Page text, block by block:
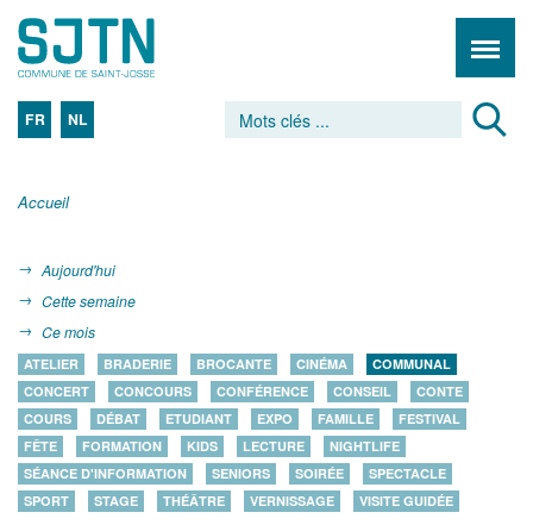
FR NL
Accueil
Aujourd'hui
Cette semaine
Ce mois
ATELIER BRADERIE BROCANTE CINÉMA
COMMUNAL
CONCERT
CONCOURS CONFÉRENCE CONSEIL
CONTE
COURS
DÉBAT ETUDIANT EXPO FAMILLE
FESTIVAL
FÊTE
FORMATION KIDS LECTURE
NIGHTLIFE
SÉANCE D'INFORMATION
SENIORS SOIRÉE
SPECTACLE
SPORT
STAGE THÉÂTRE VERNISSAGE VISITE GUIDÉE